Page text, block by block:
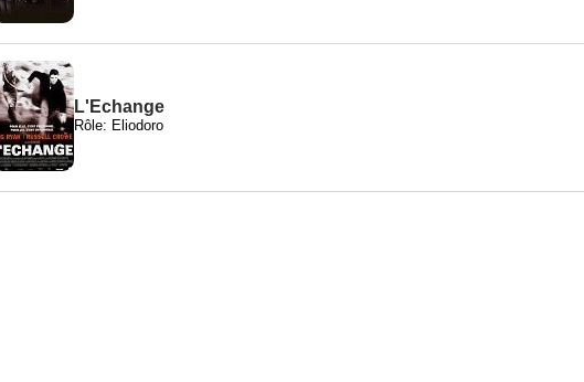
L'Echange
Rôle: Eliodoro